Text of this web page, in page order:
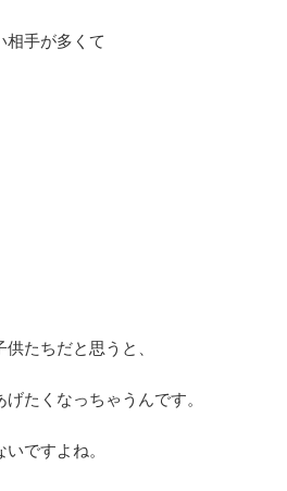
相手が多くて
たちだと思うと、
たくなっちゃうんです。
ですよね。